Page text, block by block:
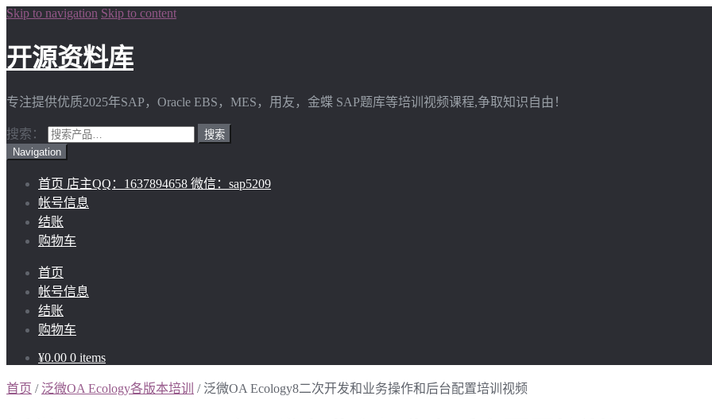
Skip to navigation Skip to content
开源资料库
专注提供优质2025年SAP，Oracle EBS，MES，用友，金蝶 SAP题库等培训视频课程,争取知识自由！
搜索：
Navigation
首页 店主QQ：1637894658 微信：sap5209
帐号信息
结账
购物车
首页
帐号信息
结账
购物车
¥0.00 0 items
首页 / 泛微OA Ecology各版本培训 / 泛微OA Ecology8二次开发和业务操作和后台配置培训视频